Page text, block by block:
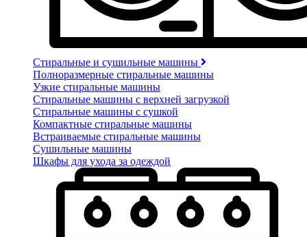
Стиральные и сушильные машины
Полноразмерные стиральные машины
Узкие стиральные машины
Стиральные машины с верхней загрузкой
Стиральные машины с сушкой
Компактные стиральные машины
Встраиваемые стиральные машины
Сушильные машины
Шкафы для ухода за одеждой